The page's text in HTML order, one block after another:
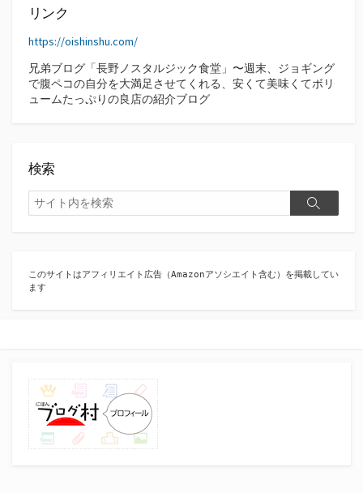
リンク
https://oishinshu.com/
兄弟ブログ「長野ノスタルジック食堂」〜週末、ジョギング
で腹ペコの自分を大満足させてくれる、安くて美味くてボリ
ュームたっぷりの良店の紹介ブログ
検索
検
索
検
このサイトはアフィリエイト広告（Amazonアソシエイト含む）を掲載してい
ます